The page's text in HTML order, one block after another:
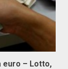
euro – Lotto,